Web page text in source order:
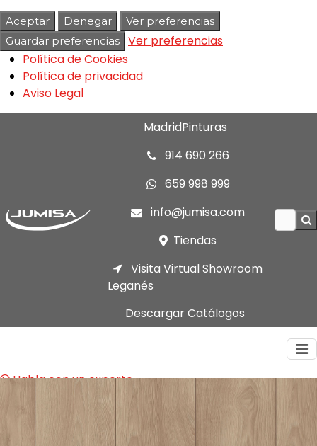
Aceptar Denegar
Ver preferencias
Guardar preferencias
Ver preferencias
Política de Cookies
Política de privacidad
Aviso Legal
MadridPinturas
914 690 266
659 998 999
info@jumisa.com
Tiendas
Visita Virtual Showroom
Leganés
Descargar Catálogos
Habla con un experto